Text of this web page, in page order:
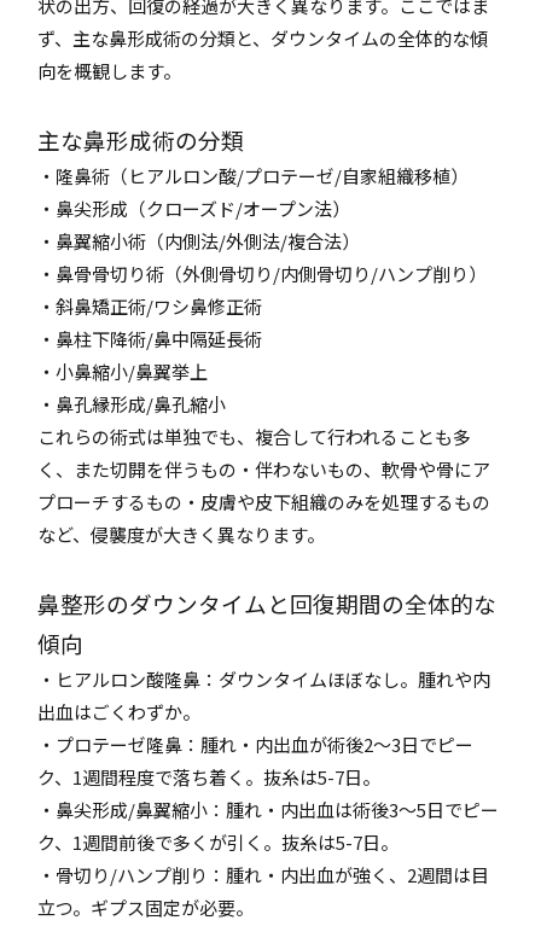
状の出方、回復の経過が大きく異なります。ここではま
ず、主な鼻形成術の分類と、ダウンタイムの全体的な傾
向を概観します。
主な鼻形成術の分類
・隆鼻術（ヒアルロン酸/プロテーゼ/自家組織移植）
・鼻尖形成（クローズド/オープン法）
・鼻翼縮小術（内側法/外側法/複合法）
・鼻骨骨切り術（外側骨切り/内側骨切り/ハンプ削り）
・斜鼻矯正術/ワシ鼻修正術
・鼻柱下降術/鼻中隔延長術
・小鼻縮小/鼻翼挙上
・鼻孔縁形成/鼻孔縮小
これらの術式は単独でも、複合して行われることも多
く、また切開を伴うもの・伴わないもの、軟骨や骨にア
プローチするもの・皮膚や皮下組織のみを処理するもの
など、侵襲度が大きく異なります。
鼻整形のダウンタイムと回復期間の全体的な
傾向
・ヒアルロン酸隆鼻：ダウンタイムほぼなし。腫れや内
出血はごくわずか。
・プロテーゼ隆鼻：腫れ・内出血が術後2～3日でピー
ク、1週間程度で落ち着く。抜糸は5-7日。
・鼻尖形成/鼻翼縮小：腫れ・内出血は術後3～5日でピー
ク、1週間前後で多くが引く。抜糸は5-7日。
・骨切り/ハンプ削り：腫れ・内出血が強く、2週間は目
立つ。ギプス固定が必要。